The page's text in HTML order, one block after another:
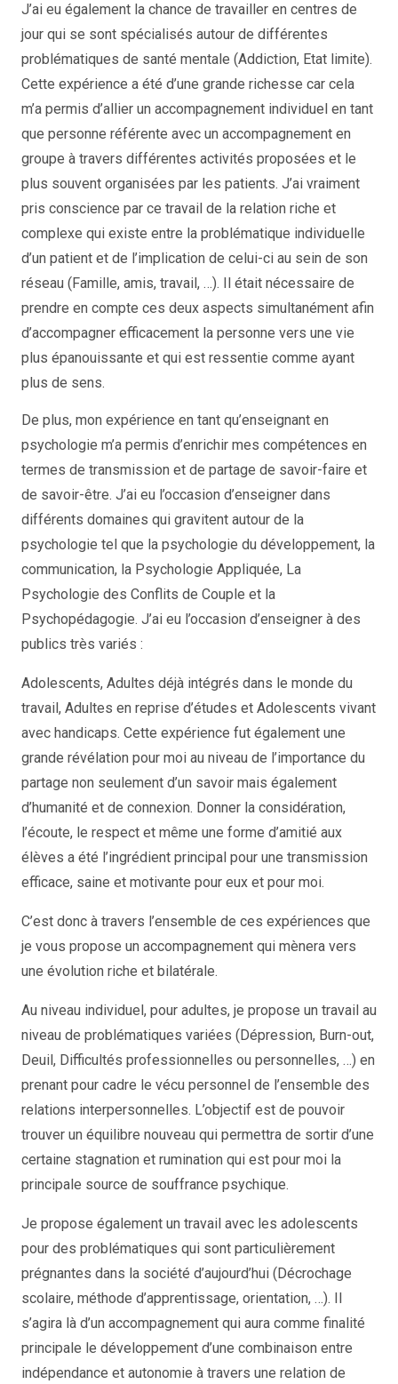
J’ai eu également la chance de travailler en centres de
jour qui se sont spécialisés autour de différentes
problématiques de santé mentale (Addiction, Etat limite).
Cette expérience a été d’une grande richesse car cela
m’a permis d’allier un accompagnement individuel en tant
que personne référente avec un accompagnement en
groupe à travers différentes activités proposées et le
plus souvent organisées par les patients. J’ai vraiment
pris conscience par ce travail de la relation riche et
complexe qui existe entre la problématique individuelle
d’un patient et de l’implication de celui-ci au sein de son
réseau (Famille, amis, travail, …). Il était nécessaire de
prendre en compte ces deux aspects simultanément afin
d’accompagner efficacement la personne vers une vie
plus épanouissante et qui est ressentie comme ayant
plus de sens.
De plus, mon expérience en tant qu’enseignant en
psychologie m’a permis d’enrichir mes compétences en
termes de transmission et de partage de savoir-faire et
de savoir-être. J’ai eu l’occasion d’enseigner dans
différents domaines qui gravitent autour de la
psychologie tel que la psychologie du développement, la
communication, la Psychologie Appliquée, La
Psychologie des Conflits de Couple et la
Psychopédagogie. J’ai eu l’occasion d’enseigner à des
publics très variés :
Adolescents, Adultes déjà intégrés dans le monde du
travail, Adultes en reprise d’études et Adolescents vivant
avec handicaps. Cette expérience fut également une
grande révélation pour moi au niveau de l’importance du
partage non seulement d’un savoir mais également
d’humanité et de connexion. Donner la considération,
l’écoute, le respect et même une forme d’amitié aux
élèves a été l’ingrédient principal pour une transmission
efficace, saine et motivante pour eux et pour moi.
C’est donc à travers l’ensemble de ces expériences que
je vous propose un accompagnement qui mènera vers
une évolution riche et bilatérale.
Au niveau individuel, pour adultes, je propose un travail au
niveau de problématiques variées (Dépression, Burn-out,
Deuil, Difficultés professionnelles ou personnelles, …) en
prenant pour cadre le vécu personnel de l’ensemble des
relations interpersonnelles. L’objectif est de pouvoir
trouver un équilibre nouveau qui permettra de sortir d’une
certaine stagnation et rumination qui est pour moi la
principale source de souffrance psychique.
Je propose également un travail avec les adolescents
pour des problématiques qui sont particulièrement
prégnantes dans la société d’aujourd’hui (Décrochage
scolaire, méthode d’apprentissage, orientation, …). Il
s’agira là d’un accompagnement qui aura comme finalité
principale le développement d’une combinaison entre
indépendance et autonomie à travers une relation de